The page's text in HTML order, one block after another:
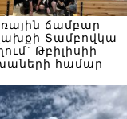
ճամբար
Տամբովկա
Թբիլիսիի
համար